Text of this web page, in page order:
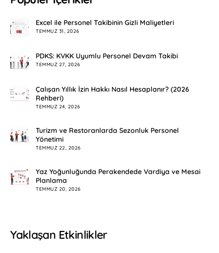
Excel ile Personel Takibinin Gizli Maliyetleri
TEMMUZ 31, 2026
PDKS: KVKK Uyumlu Personel Devam Takibi
TEMMUZ 27, 2026
Çalışan Yıllık İzin Hakkı Nasıl Hesaplanır? (2026
Rehberi)
TEMMUZ 24, 2026
Turizm ve Restoranlarda Sezonluk Personel
Yönetimi
TEMMUZ 22, 2026
Yaz Yoğunluğunda Perakendede Vardiya ve Mesai
Planlama
TEMMUZ 20, 2026
Yaklaşan Etkinlikler